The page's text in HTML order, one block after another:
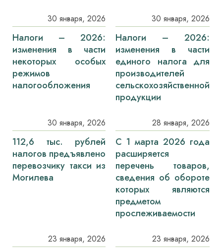
30 января, 2026
Налоги – 2026:
изменения в части
некоторых особых
режимов
налогообложения
30 января, 2026
Налоги – 2026:
изменения в части
единого налога для
производителей
сельскохозяйственной
продукции
30 января, 2026
112,6 тыс. рублей
налогов предъявлено
перевозчику такси из
Могилева
28 января, 2026
С 1 марта 2026 года
расширяется
перечень товаров,
сведения об обороте
которых являются
предметом
прослеживаемости
23 января, 2026 23 января, 2026